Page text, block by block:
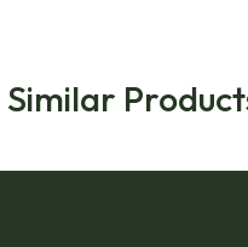
Similar